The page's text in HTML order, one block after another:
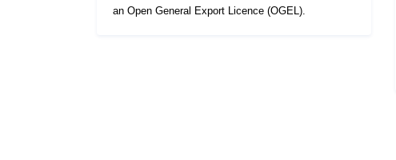
an Open General Export Licence (OGEL).